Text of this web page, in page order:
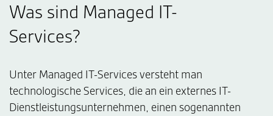
Was sind Managed IT-
Services?
Unter Managed IT-Services versteht man
technologische Services, die an ein externes IT-
Dienstleistungsunternehmen, einen sogenannten